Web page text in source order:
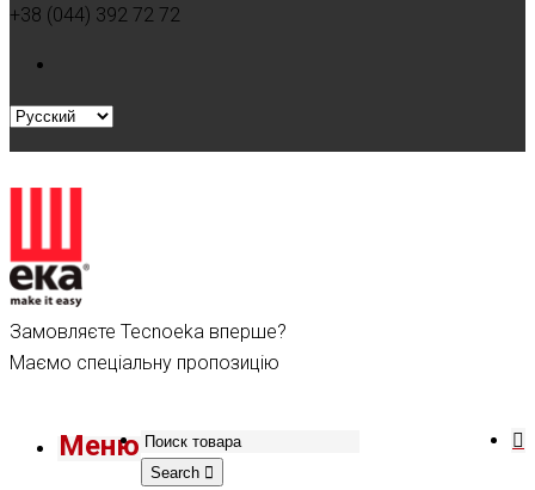
+38 (044) 392 72 72
Замовляєте Tecnoeka вперше?
Маємо спеціальну пропозицію
Меню
Search